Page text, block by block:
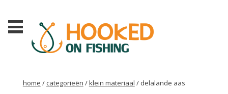
home / categorieën /klein materiaal / delalande aas